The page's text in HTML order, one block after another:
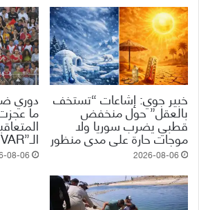
خبير جوي: إشاعات “تستخف
بالعقل” حول منخفض
قطبي يضرب سوريا ولا
موجات حارة على مدى منظور
2026-08-06
دوري
ما
الـ”VAR” لأول مرة في البلاد
08-06